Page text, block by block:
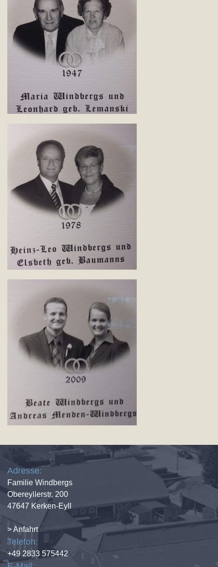
Adresse:
Familie Windbergs
Obereyllerstr. 200
47647 Kerken-Eyll
> Anfahrt
Telefon:
+49 2833 575442